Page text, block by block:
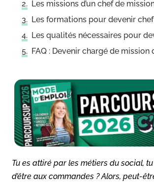
Les missions d’un chef de
Les formations pour devenir
Les qualités nécessaires pour
FAQ : Devenir chargé de mission
Tu es attiré par les métiers du social,
d’être aux commandes ? Alors, peut-